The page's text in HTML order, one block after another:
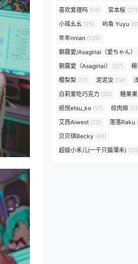
喜欢爱理吗 (14) 宮本桜 (27)
小瑶幺幺 (25) 屿鱼 Yuyu
年年nnian (125)
朝霧愛/Asagiriai（愛ちゃん）
朝霧愛（Asagiriai）
(27)
樱梨梨 (17) 泥泥汝 (14)
白莉爱吃巧克力 (20) 糖果果
纸悦etsu_ko (17) 绞肉姬
艾西Aiwest (23) 落落Raku
贝贝琪Becky (48)
超级小禾儿(一千只猫薄禾) (21)